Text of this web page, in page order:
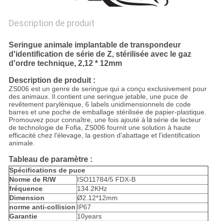
Description de produit
Seringue animale implantable de transpondeur
d'identification de série de Z, stérilisée avec le gaz
d'ordre technique, 2,12 * 12mm
Description de produit :
ZS006 est un genre de seringue qui a conçu exclusivement pour
des animaux. Il contient une seringue jetable, une puce de
revêtement parylénique, 6 labels unidimensionnels de code
barres et une poche de emballage stérilisée de papier-plastique.
Promouvez pour connaître, une fois ajouté àlasérie de lecteur
de technologie de Fofia, ZS006 fournit une solution à haute
efficacité chez l'élevage, la gestion d'abattage et l'identification
animale.
Tableau de paramètre :
Spécifications de puce
Norme de R/W
ISO11784/5 FDX-B
fréquence
134.2KHz
Dimension
Ø2.12*12mm
norme anti-collision IP67
Garantie
10years